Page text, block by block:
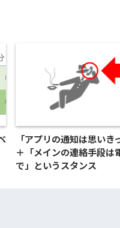
「アプリの通知は思いき
＋「メインの連絡手段は
で」というスタンス